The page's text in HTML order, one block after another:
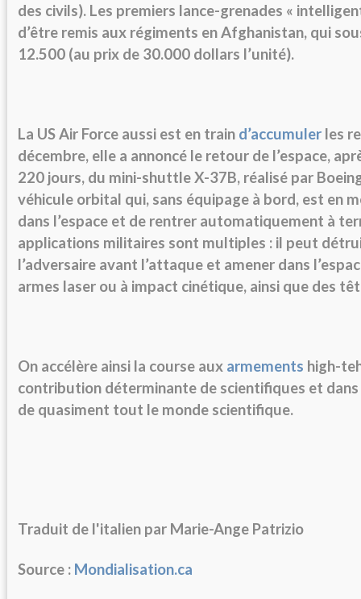
des civils). Les premiers lance-grenades «
d’être remis aux régiments en Afghanistan, qui
12.500 (au prix de 30.000 dollars l’unité).
La US Air Force aussi est en train d’accumuler les
décembre, elle a annoncé le retour de l’espace,
220 jours, du mini-shuttle X-37B, réalisé par
véhicule orbital qui, sans équipage à bord, est en
dans l’espace et de rentrer automatiquement à
applications militaires sont multiples : il peut
l’adversaire avant l’attaque et amener dans
armes laser ou à impact cinétique, ainsi que des
On accélère ainsi la course aux armements high-
contribution déterminante de scientifiques et dans
de quasiment tout le monde scientifique.
Traduit de l'italien par Marie-Ange Patrizio
Source : Mondialisation.ca